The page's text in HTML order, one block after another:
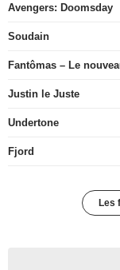
Avengers: Doomsday
Soudain
Fantômas – Le
Justin le Juste
Undertone
Fjord
Les